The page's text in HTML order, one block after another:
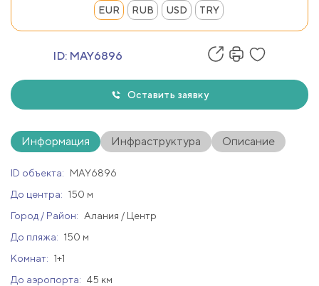
EUR RUB USD TRY
ID: MAY6896
Оставить заявку
Информация Инфраструктура Описание
ID объекта:
MAY6896
До центра: 150 м
Город / Район:
Алания / Центр
До пляжа: 150 м
Комнат: 1+1
До аэропорта: 45 км